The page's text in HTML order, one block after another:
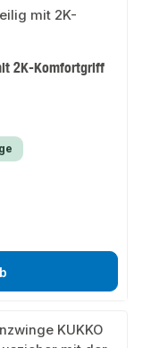
2K-Komfortgriff